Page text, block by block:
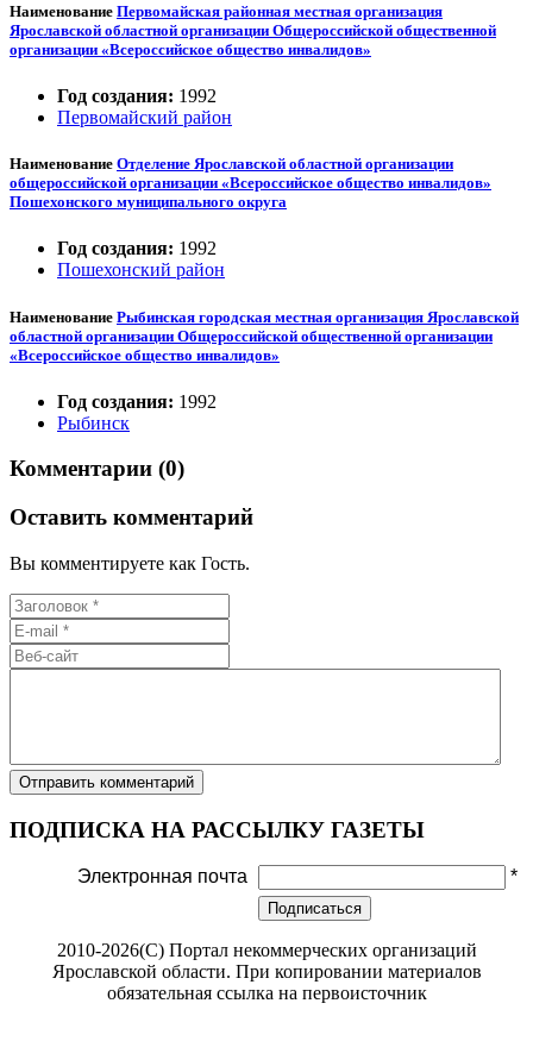
Наименование Первомайская районная местная организация
Ярославской областной организации Общероссийской общественной
организации «Всероссийское общество инвалидов»
Год создания: 1992
Первомайский район
Наименование Отделение Ярославской областной организации
общероссийской организации «Всероссийское общество инвалидов»
Пошехонского муниципального округа
Год создания: 1992
Пошехонский район
Наименование Рыбинская городская местная организация Ярославской
областной организации Общероссийской общественной организации
«Всероссийское общество инвалидов»
Год создания: 1992
Рыбинск
Комментарии (0)
Оставить комментарий
Вы комментируете как Гость.
ПОДПИСКА НА РАССЫЛКУ ГАЗЕТЫ
Электронная почта *
Подписаться
2010-2026(С) Портал некоммерческих организаций
Ярославской области. При копировании материалов
обязательная ссылка на первоисточник